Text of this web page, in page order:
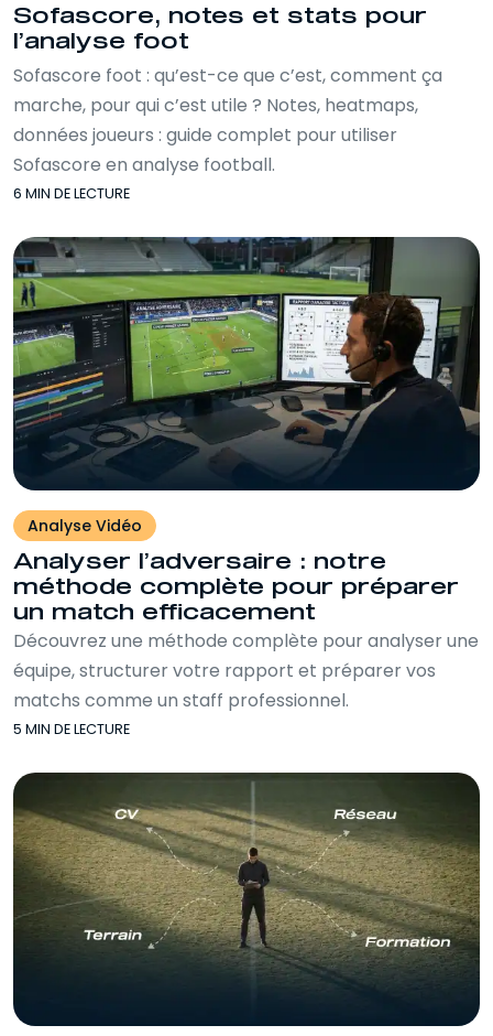
Sofascore, notes et stats pour
l’analyse foot
Sofascore foot : qu’est-ce que c’est, comment ça
marche, pour qui c’est utile ? Notes, heatmaps,
données joueurs : guide complet pour utiliser
Sofascore en analyse football.
6 MIN DE LECTURE
Analyse Vidéo
Analyser l’adversaire : notre
méthode complète pour préparer
un match efficacement
Découvrez une méthode complète pour analyser une
équipe, structurer votre rapport et préparer vos
matchs comme un staff professionnel.
5 MIN DE LECTURE